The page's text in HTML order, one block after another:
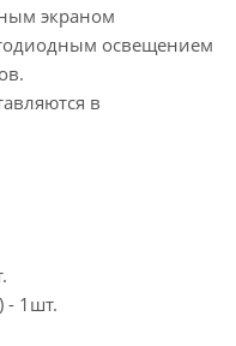
экраном
освещением
в
- 1шт.